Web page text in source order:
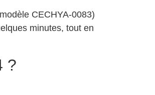
CECHYA-0083)
minutes, tout en
?